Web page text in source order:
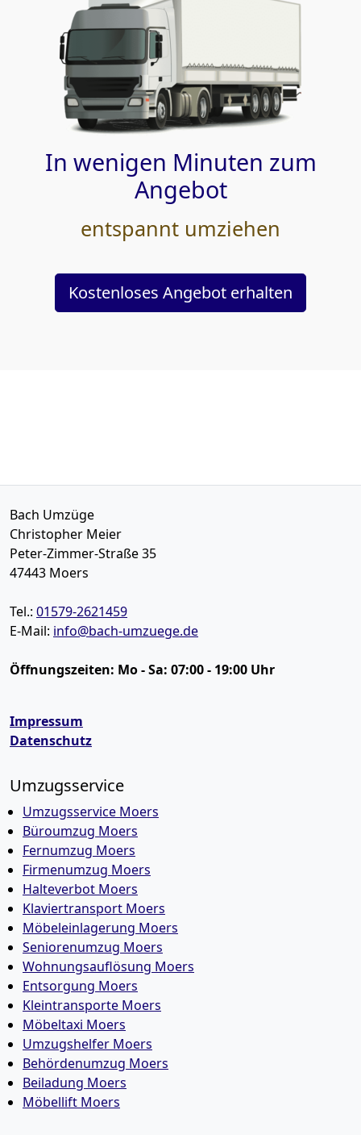
In wenigen Minuten zum
Angebot
entspannt umziehen
Kostenloses Angebot erhalten
Bach Umzüge
Christopher Meier
Peter-Zimmer-Straße 35
47443 Moers
Tel.: 01579-2621459
E-Mail: info@bach-umzuege.de
Öffnungszeiten: Mo - Sa: 07:00 - 19:00 Uhr
Impressum
Datenschutz
Umzugsservice
Umzugsservice Moers
Büroumzug Moers
Fernumzug Moers
Firmenumzug Moers
Halteverbot Moers
Klaviertransport Moers
Möbeleinlagerung Moers
Seniorenumzug Moers
Wohnungsauflösung Moers
Entsorgung Moers
Kleintransporte Moers
Möbeltaxi Moers
Umzugshelfer Moers
Behördenumzug Moers
Beiladung Moers
Möbellift Moers